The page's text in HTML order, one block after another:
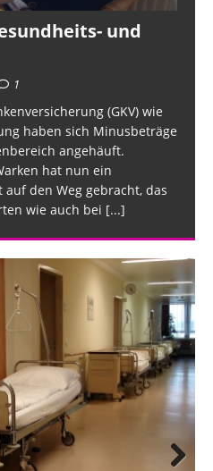
und
1
(GKV) wie
haben sich Minusbeträge
angehäuft.
hat nun ein
den Weg gebracht, das
wie auch bei [...]